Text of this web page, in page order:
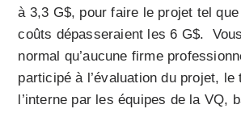
à 3,3 G$, pour faire le projet tel
coûts dépasseraient les 6 G$.
normal qu’aucune firme
participé à l’évaluation du projet,
l’interne par les équipes de la VQ,